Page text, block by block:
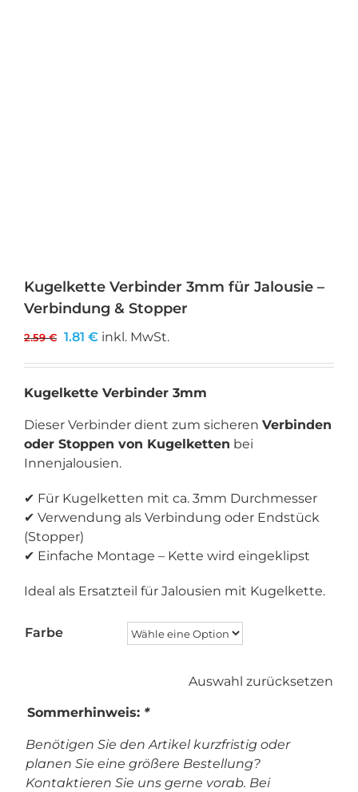
Kugelkette Verbinder 3mm für Jalousie –
Verbindung & Stopper
2.59€ Ursprünglicher
2.59 €
1.81 €Aktueller
1.81 €.
inkl. MwSt.
Kugelkette Verbinder 3mm
Dieser Verbinder dient zum sicheren Verbinden
oder Stoppen von Kugelketten bei
Innenjalousien.
✔ Für Kugelketten mit ca. 3mm Durchmesser
✔ Verwendung als Verbindung oder Endstück
(Stopper)
✔ Einfache Montage – Kette wird eingeklipst
Ideal als Ersatzteil für Jalousien mit Kugelkette.
Farbe
Auswahl zurücksetzen
Sommerhinweis: *
Benötigen Sie den Artikel kurzfristig oder
planen Sie eine größere Bestellung?
Kontaktieren Sie uns gerne vorab. Bei